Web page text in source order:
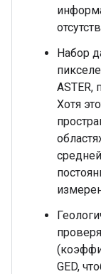
Набор
ASTER,
Хотя
GED,